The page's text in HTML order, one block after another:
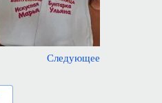
Следующее